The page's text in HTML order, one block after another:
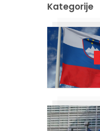
Kategorije